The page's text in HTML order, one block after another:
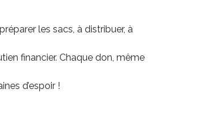
les sacs, à distribuer, à
financier. Chaque don, même
d’espoir !